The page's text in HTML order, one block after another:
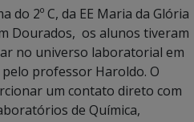
2º C, da EE Maria da Glória
Dourados, os alunos tiveram
no universo laboratorial em
professor Haroldo. O
um contato direto com
de Química,